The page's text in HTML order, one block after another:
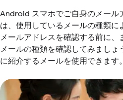
Android スマホでご自身のメール
は、使用しているメールの種類に
メールアドレスを確認する前に、
メールの種類を確認してみまし
に紹介するメールを使用できます。